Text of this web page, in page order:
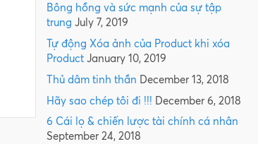
Bông hồng và sức mạnh của sự tập
trung July 7, 2019
Tự động Xóa ảnh của Product khi xóa
Product January 10, 2019
Thủ dâm tinh thần December 13, 2018
Hãy sao chép tôi đi !!! December 6, 2018
6 Cái lọ & chiến lược tài chính cá nhân
September 24, 2018